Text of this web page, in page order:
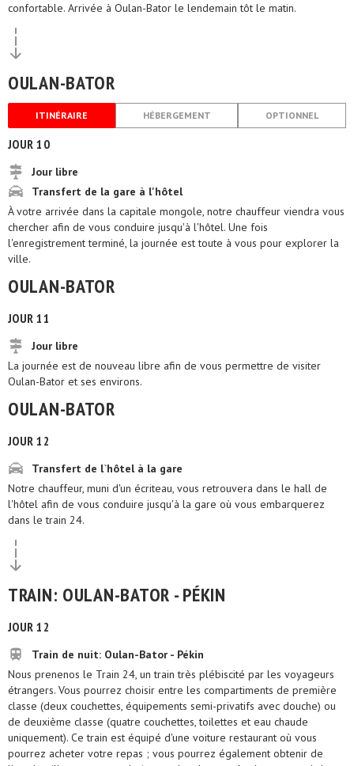
confortable. Arrivée à Oulan-Bator le lendemain tôt le matin.
OULAN-BATOR
ITINÉRAIRE HÉBERGEMENT OPTIONNEL
JOUR 10
Jour libre
Transfert de la gare à l'hôtel
À votre arrivée dans la capitale mongole, notre chauffeur viendra vous
chercher afin de vous conduire jusqu'à l'hôtel. Une fois
l'enregistrement terminé, la journée est toute à vous pour explorer la
ville.
OULAN-BATOR
JOUR 11
Jour libre
La journée est de nouveau libre afin de vous permettre de visiter
Oulan-Bator et ses environs.
OULAN-BATOR
JOUR 12
Transfert de l`hôtel à la gare
Notre chauffeur, muni d'un écriteau, vous retrouvera dans le hall de
l'hôtel afin de vous conduire jusqu'à la gare où vous embarquerez
dans le train 24.
TRAIN: OULAN-BATOR - PÉKIN
JOUR 12
Train de nuit: Oulan-Bator - Pékin
Nous prenenos le Train 24, un train très plébiscité par les voyageurs
étrangers. Vous pourrez choisir entre les compartiments de première
classe (deux couchettes, équipements semi-privatifs avec douche) ou
de deuxième classe (quatre couchettes, toilettes et eau chaude
uniquement). Ce train est équipé d'une voiture restaurant où vous
pourrez acheter votre repas ; vous pourrez également obtenir de